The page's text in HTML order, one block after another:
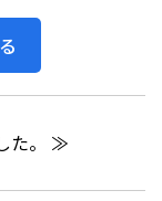
た。 ≫